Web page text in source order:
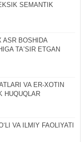
SЕMANTIK
ASR BOSHIDA
TAʼSIR ETGAN
VA ER-XOTIN
HUQUQLAR
VA ILMIY FAOLIYATI